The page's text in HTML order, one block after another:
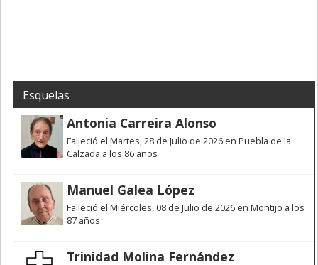
Esquelas
Antonia Carreira Alonso
Falleció el Martes, 28 de Julio de 2026 en Puebla de la
Calzada a los 86 años
Manuel Galea López
Falleció el Miércoles, 08 de Julio de 2026 en Montijo a los
87 años
Trinidad Molina Fernández